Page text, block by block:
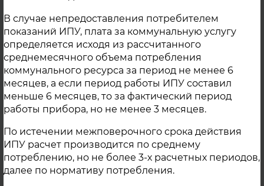
В случае непредоставления потребителем
показаний ИПУ, плата за коммунальную услугу
определяется исходя из рассчитанного
среднемесячного объема потребления
коммунального ресурса за период не менее 6
месяцев, а если период работы ИПУ составил
меньше 6 месяцев, то за фактический период
работы прибора, но не менее 3 месяцев.
По истечении межповерочного срока действия
ИПУ расчет производится по среднему
потреблению, но не более 3-х расчетных периодов,
далее по нормативу потребления.
Постановление ЕТО от 28 ноября 2014 года
№ 50/128
Постановление ЕТО от 03 октября 2014
года № 404
Постановление Минтарифов от 24 ноября
2015 года № 55/131
Постановление Минтарифов от 01
октября 2015 года № 45/51
Постановление администрации КГО №105
Постановление Минтарифов от 24 ноября
2015 № 55-132
Постановление Минтарифов от 24 ноября
2015 № 55-92